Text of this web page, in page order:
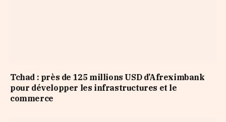
Tchad : près de 125 millions USD d’Afreximbank
pour développer les infrastructures et le
commerce